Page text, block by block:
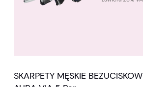
SKARPETY MĘSKIE